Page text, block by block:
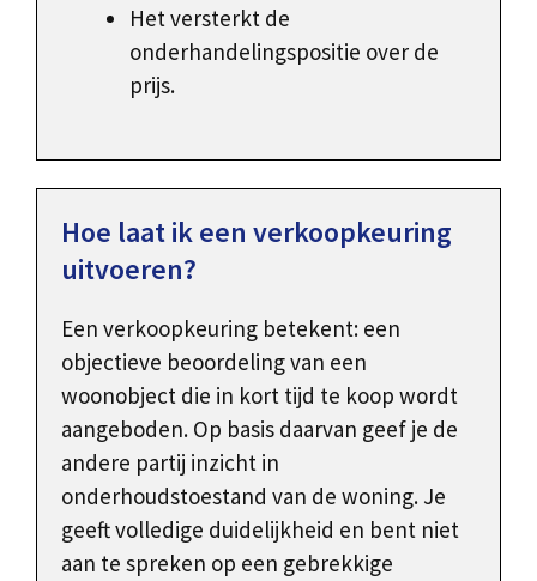
Het versterkt de
onderhandelingspositie over de
prijs.
Hoe laat ik een verkoopkeuring
uitvoeren?
Een verkoopkeuring betekent: een
objectieve beoordeling van een
woonobject die in kort tijd te koop wordt
aangeboden. Op basis daarvan geef je de
andere partij inzicht in
onderhoudstoestand van de woning. Je
geeft volledige duidelijkheid en bent niet
aan te spreken op een gebrekkige